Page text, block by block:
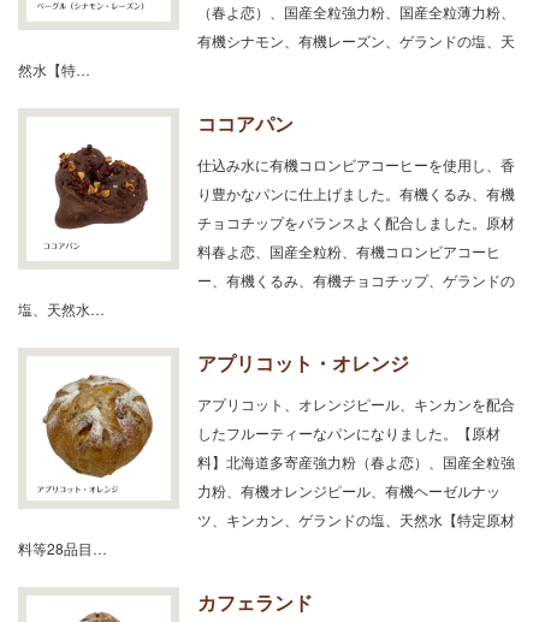
（春よ恋）、国産全粒強力粉、国産全粒薄力粉、
有機シナモン、有機レーズン、ゲランドの塩、天
然水【特…
ココアパン
仕込み水に有機コロンビアコーヒーを使用し、香
り豊かなパンに仕上げました。有機くるみ、有機
チョコチップをバランスよく配合しました。原材
料春よ恋、国産全粒粉、有機コロンビアコーヒ
ー、有機くるみ、有機チョコチップ、ゲランドの
塩、天然水…
アプリコット・オレンジ
アプリコット、オレンジピール、キンカンを配合
したフルーティーなパンになりました。【原材
料】北海道多寄産強力粉（春よ恋）、国産全粒強
力粉、有機オレンジピール、有機ヘーゼルナッ
ツ、キンカン、ゲランドの塩、天然水【特定原材
料等28品目…
カフェランド